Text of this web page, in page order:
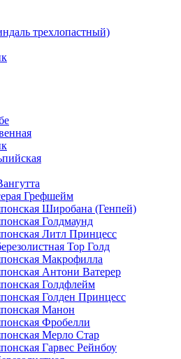
трехлопастный)
Грефшейм
Широбана (Генпей)
Голдмаунд
Литл Принцесс
Тор Голд
Макрофилла
Антони Ватерер
Голдфлейм
Голден Принцесс
Манон
Фробелли
Мерло Стар
Гарвес Рейнбоу